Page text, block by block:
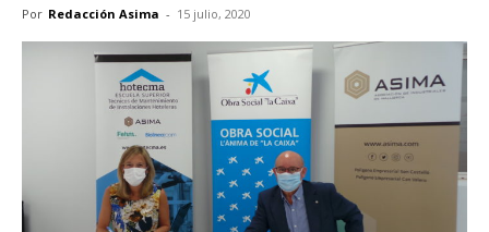
Por Redacción Asima - 15 julio, 2020